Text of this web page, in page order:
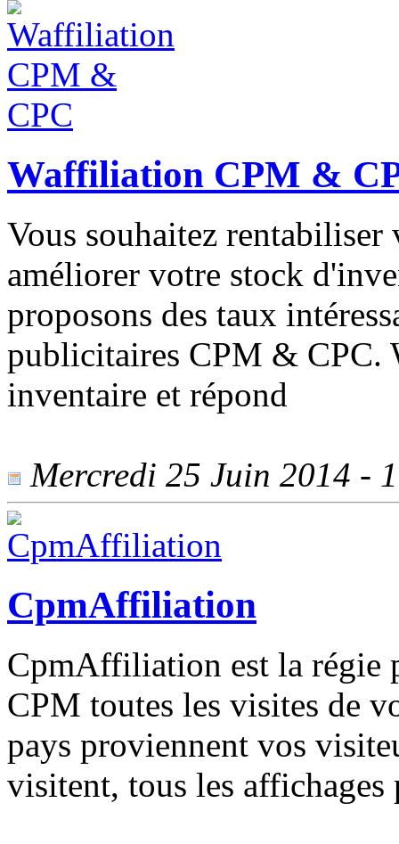
Waffiliation CPM &
Vous souhaitez
améliorer votre stock
proposons des taux
publicitaires CPM & CPC.
inventaire et répond
Mercredi 25 Juin 2014 -
CpmAffiliation
CpmAffiliation est la régie
CPM toutes les visites de
pays proviennent vos
visitent, tous les